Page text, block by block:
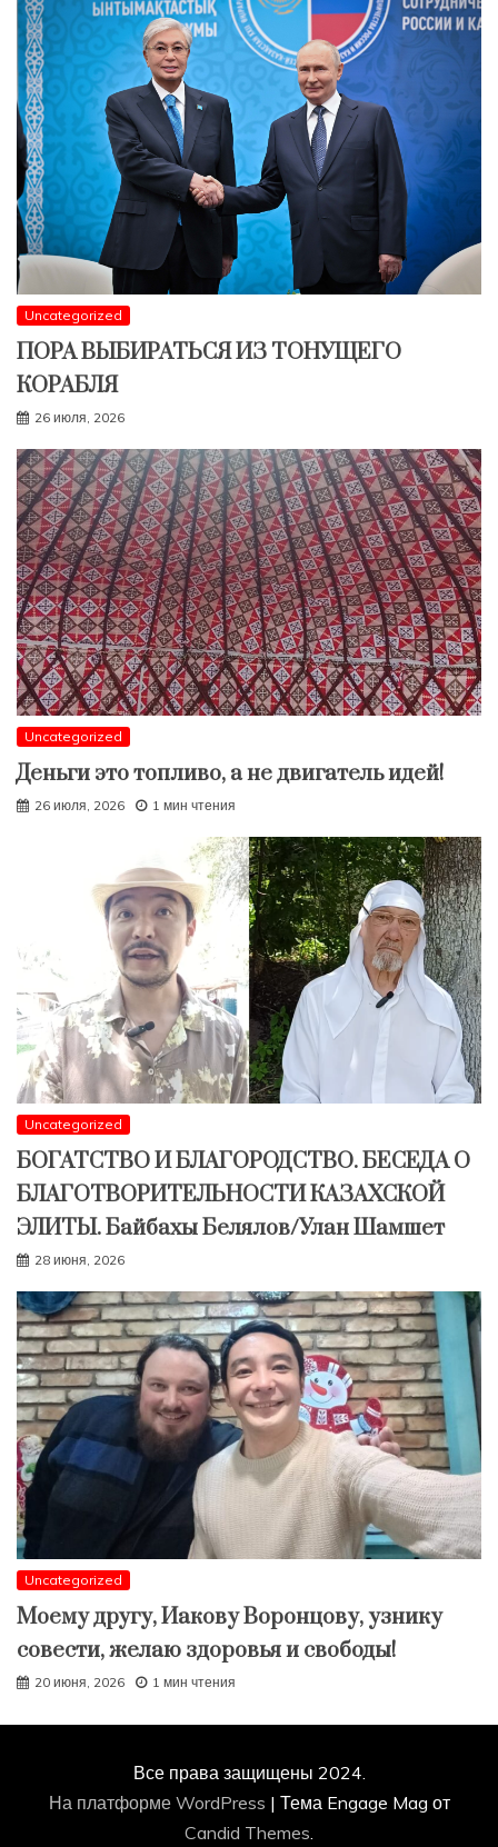
Uncategorized
ПОРА ВЫБИРАТЬСЯ ИЗ ТОНУЩЕГО
КОРАБЛЯ
26 июля, 2026
Uncategorized
Деньги это топливо, а не двигатель идей!
26 июля, 2026 1 мин чтения
Uncategorized
БОГАТСТВО И БЛАГОРОДСТВО. БЕСЕДА О
БЛАГОТВОРИТЕЛЬНОСТИ КАЗАХСКОЙ
ЭЛИТЫ. Байбахы Белялов/Улан Шамшет
28 июня, 2026
Uncategorized
Моему другу, Иакову Воронцову, узнику
совести, желаю здоровья и свободы!
20 июня, 2026 1 мин чтения
Все права защищены 2024.
На платформе WordPress | Тема Engage Mag от
Candid Themes